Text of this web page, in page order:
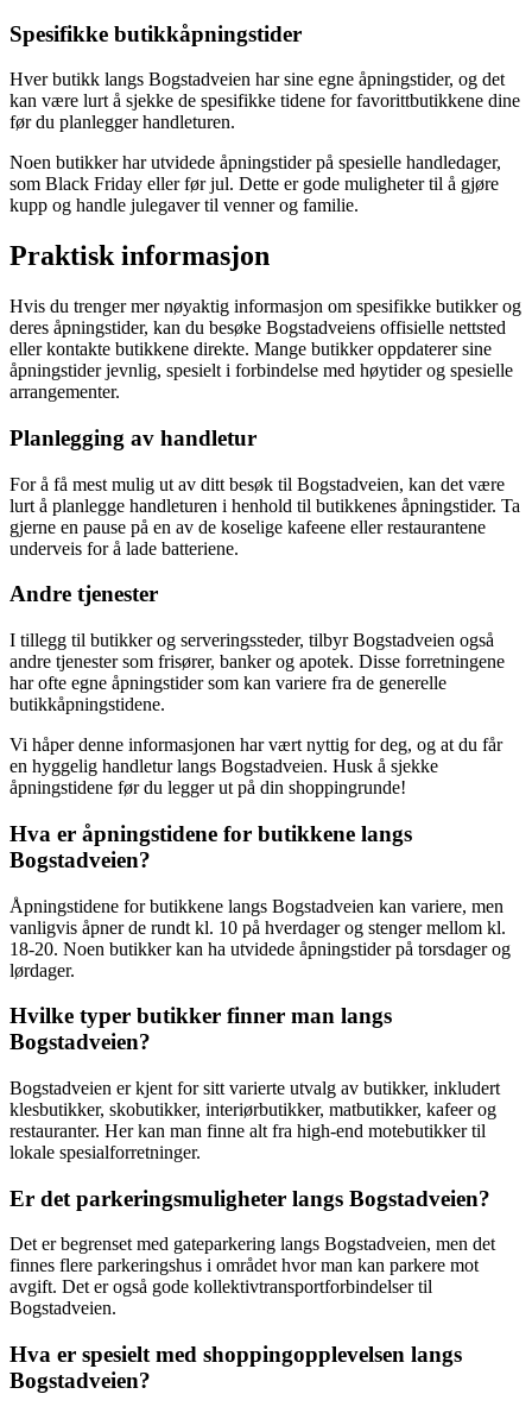
Spesifikke butikkåpningstider
Hver butikk langs Bogstadveien har sine egne åpningstider, og det
kan være lurt å sjekke de spesifikke tidene for favorittbutikkene dine
før du planlegger handleturen.
Noen butikker har utvidede åpningstider på spesielle handledager,
som Black Friday eller før jul. Dette er gode muligheter til å gjøre
kupp og handle julegaver til venner og familie.
Praktisk informasjon
Hvis du trenger mer nøyaktig informasjon om spesifikke butikker og
deres åpningstider, kan du besøke Bogstadveiens offisielle nettsted
eller kontakte butikkene direkte. Mange butikker oppdaterer sine
åpningstider jevnlig, spesielt i forbindelse med høytider og spesielle
arrangementer.
Planlegging av handletur
For å få mest mulig ut av ditt besøk til Bogstadveien, kan det være
lurt å planlegge handleturen i henhold til butikkenes åpningstider. Ta
gjerne en pause på en av de koselige kafeene eller restaurantene
underveis for å lade batteriene.
Andre tjenester
I tillegg til butikker og serveringssteder, tilbyr Bogstadveien også
andre tjenester som frisører, banker og apotek. Disse forretningene
har ofte egne åpningstider som kan variere fra de generelle
butikkåpningstidene.
Vi håper denne informasjonen har vært nyttig for deg, og at du får
en hyggelig handletur langs Bogstadveien. Husk å sjekke
åpningstidene før du legger ut på din shoppingrunde!
Hva er åpningstidene for butikkene langs
Bogstadveien?
Åpningstidene for butikkene langs Bogstadveien kan variere, men
vanligvis åpner de rundt kl. 10 på hverdager og stenger mellom kl.
18-20. Noen butikker kan ha utvidede åpningstider på torsdager og
lørdager.
Hvilke typer butikker finner man langs
Bogstadveien?
Bogstadveien er kjent for sitt varierte utvalg av butikker, inkludert
klesbutikker, skobutikker, interiørbutikker, matbutikker, kafeer og
restauranter. Her kan man finne alt fra high-end motebutikker til
lokale spesialforretninger.
Er det parkeringsmuligheter langs Bogstadveien?
Det er begrenset med gateparkering langs Bogstadveien, men det
finnes flere parkeringshus i området hvor man kan parkere mot
avgift. Det er også gode kollektivtransportforbindelser til
Bogstadveien.
Hva er spesielt med shoppingopplevelsen langs
Bogstadveien?